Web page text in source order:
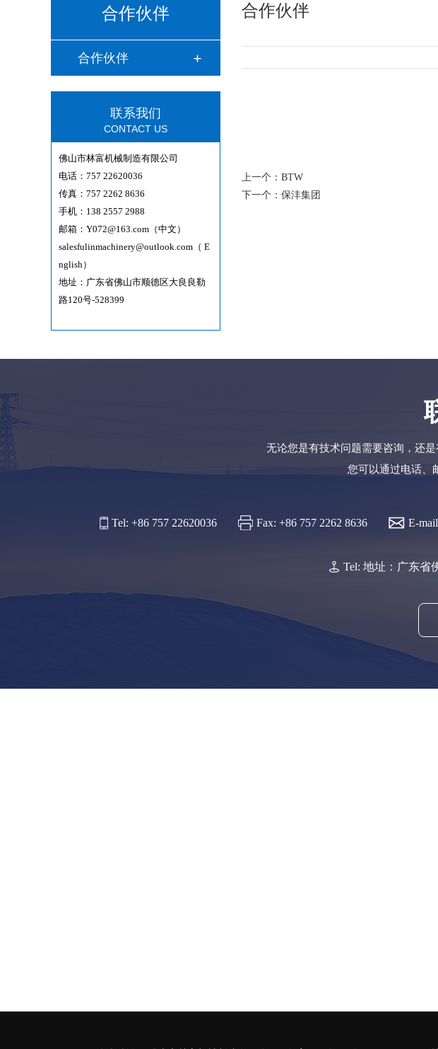
合作伙伴
合作伙伴
联系我们
CONTACT US
佛山市林富机械制造有限公司
电话：757 22620036
传真：757 2262 8636
手机：138 2557 2988
邮箱： Y072@163.com（中文）
salesfulinmachinery@outlook.com（ E
nglish）
地址：广东省佛山市顺德区大良良勒
路120号-528399
合作伙伴
上一个： BTW
下一个： 保沣集团
无论您是有技术问题需要咨询，还
您可以通过电话、
Tel: +86 757 22620036 Fax: +86 757 2262 8636 E-
Tel: 地址：广东省